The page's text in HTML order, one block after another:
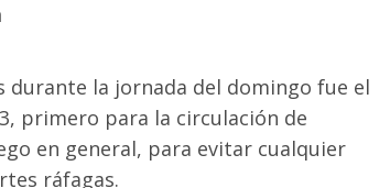
durante la jornada del domingo fue el
primero para la circulación de
en general, para evitar cualquier
ráfagas.